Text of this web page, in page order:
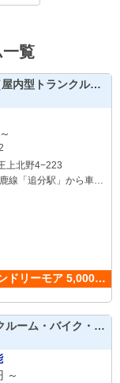
覧
内型トランクルー
上北野4−223
線「追分駅」から車で5
ルーム・バイク・車
～